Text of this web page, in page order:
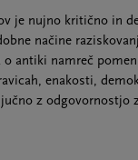
je nujno kritično in
načine
o antiki namreč
enakosti,
z odgovornostjo